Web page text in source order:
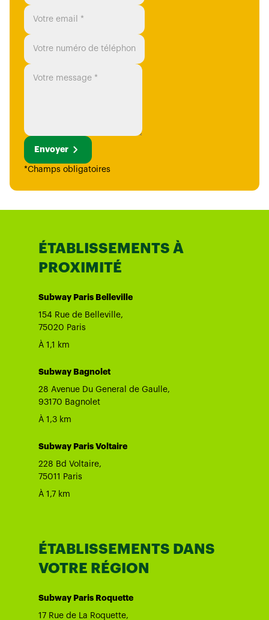
Envoyer
*Champs obligatoires
ÉTABLISSEMENTS À
PROXIMITÉ
Subway Paris Belleville
154 Rue de Belleville,
75020 Paris
À 1,1 km
Subway Bagnolet
28 Avenue Du General de Gaulle,
93170 Bagnolet
À 1,3 km
Subway Paris Voltaire
228 Bd Voltaire,
75011 Paris
À 1,7 km
ÉTABLISSEMENTS DANS
VOTRE RÉGION
Subway Paris Roquette
17 Rue de La Roquette,